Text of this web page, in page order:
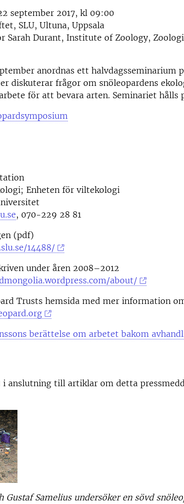
september 2017, kl 09:00
SLU, Ultuna, Uppsala
Sarah Durant, Institute of Zoology,
anordnas ett halvdagsseminarium
diskuterar frågor om snöleopardens
för att bevara arten. Seminariet hålls
Enheten för viltekologi
, 070-229 28 81
(pdf)
14488/
under åren 2008–2012
about/
Trusts hemsida med mer information
berättelse om arbetet bakom
anslutning till artiklar om detta
Gustaf Samelius undersöker en sövd